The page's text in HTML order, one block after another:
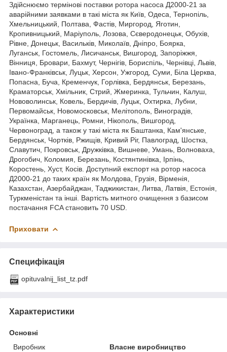
Здійснюємо термінові поставки ротора насоса Д2000-21 за
аварійними заявками в такі міста як Київ, Одеса, Тернопіль,
Хмельницький, Полтава, Фастів, Миргород, Яготин,
Кропивницький, Маріуполь, Лозова, Сєверодонецьк, Обухів,
Рівне, Донецьк, Васильків, Миколаїв, Дніпро, Боярка,
Луганськ, Гостомель, Лисичанськ, Вишгород, Запоріжжя,
Вінниця, Бровари, Бахмут, Чернігів, Бориспіль, Чернівці, Львів,
Івано-Франківськ, Луцьк, Херсон, Ужгород, Суми, Біла Церква,
Попасна, Буча, Кременчук, Горлівка, Бердянськ, Березань,
Краматорськ, Хмільник, Стрий, Жмеринка, Тульчин, Калуш,
Нововолинськ, Ковель, Бердичів, Луцьк, Охтирка, Лубни,
Первомайськ, Новомосковськ, Мелітополь, Виноградів,
Українка, Марганець, Ромни, Нікополь, Вишгород,
Червоноград, а також у такі міста як Баштанка, Кам'янське,
Бердянськ, Чортків, Ржищів, Кривий Ріг, Павлоград, Шостка,
Славутич, Покровськ, Дружківка, Вишневе, Умань, Волноваха,
Дрогобич, Коломия, Березань, Костянтинівка, Ірпінь,
Коростень, Хуст, Косів. Доступний експорт на ротор насоса
Д2000-21 до таких країн як Молдова, Грузія, Вірменія,
Казахстан, Азербайджан, Таджикистан, Литва, Латвія, Естонія,
Туркменістан та інші. Вартість митного очищення з базисом
постачання FCA становить 70 USD.
Приховати
Специфікація
opituvalnij_list_tz.pdf
Характеристики
Основні
Виробник
Власне виробництво